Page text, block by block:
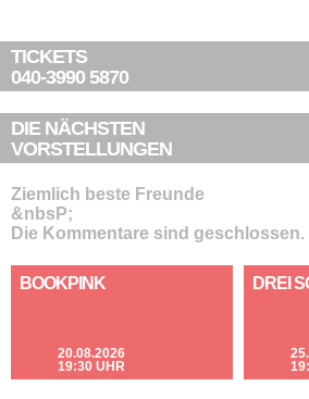
TICKETS
040-3990 5870
DIE NÄCHSTEN
VORSTELLUNGEN
Ziemlich beste Freunde
&nbsP;
Die Kommentare sind geschlossen.
BOOKPINK
20.08.2026
19:30 UHR
DREI